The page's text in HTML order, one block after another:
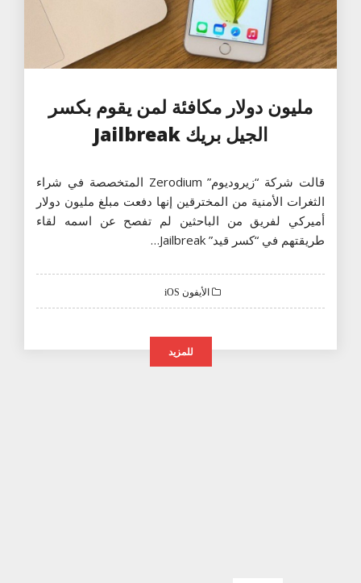
مليون دولار مكافئة لمن يقوم بكسر
الجيل بريك Jailbreak
قالت شركة “زيروديوم” Zerodium المتخصصة في شراء
الثغرات الأمنية من المخترقين إنها دفعت مبلغ مليون دولار
أميركي لفريق من الباحثين لم تفصح عن اسمه لقاء
طريقتهم في “كسر قيد” Jailbreak…
الأيفون iOS
للمزيد